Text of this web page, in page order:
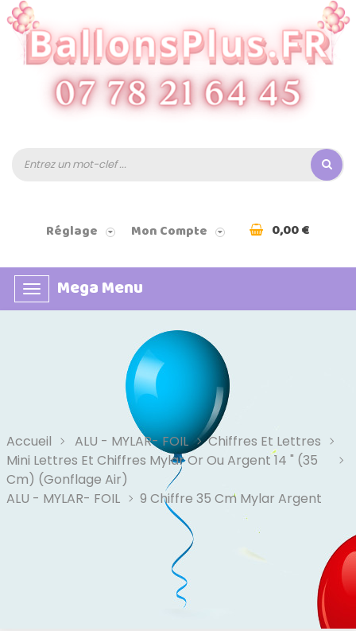
Réglage Mon Compte 0,00 €
Basculer
la
Mega Menu
Accueil ALU - MYLAR- FOIL
Chiffres Et Lettres
Mini Lettres Et Chiffres Mylar Or Ou Argent 14 " (35
Cm) (Gonflage Air)
ALU - MYLAR- FOIL
9 Chiffre 35 Cm Mylar Argent